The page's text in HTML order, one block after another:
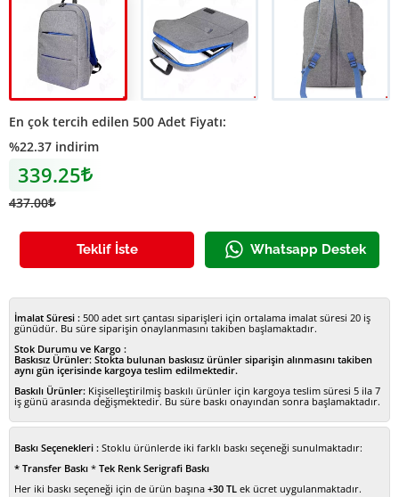
Ekonomik çanta Ekonomik çanta
A004 sırt çantası
En çok tercih edilen 500 Adet Fiyatı:
%22.37 indirim
339.25
437.00 Lira
Teklif İste Whatsapp Destek
İmalat Süresi : 500 adet sırt çantası siparişleri için ortalama imalat süresi 20 iş
günüdür. Bu süre siparişin onaylanmasını takiben başlamaktadır.
Stok Durumu ve Kargo :
Baskısız Ürünler: Stokta bulunan baskısız ürünler siparişin alınmasını takiben
aynı gün içerisinde kargoya teslim edilmektedir.
Baskılı Ürünler: Kişiselleştirilmiş baskılı ürünler için kargoya teslim süresi 5 ila 7
iş günü arasında değişmektedir. Bu süre baskı onayından sonra başlamaktadır.
Baskı Seçenekleri : Stoklu ürünlerde iki farklı baskı seçeneği sunulmaktadır:
* Transfer Baskı * Tek Renk Serigrafi Baskı
Her iki baskı seçeneği için de ürün başına +30 TL ek ücret uygulanmaktadır.